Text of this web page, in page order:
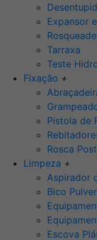
Expansor
Tarraxa
Teste
Fixação +
Pistola de
Rosca
Limpeza +
Aspirador
Bico
Escova